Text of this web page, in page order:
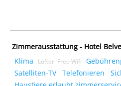
Zimmerausstattung - Hotel
Klima
Lüfter Free Wifi
Satelliten-TV Telefonieren